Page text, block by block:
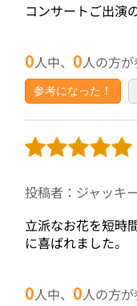
コンサートご出演
0人中、0人の方が
参考になった！
投稿者：ジャッキ
立派なお花を短時
に喜ばれました。
0人中、0人の方が